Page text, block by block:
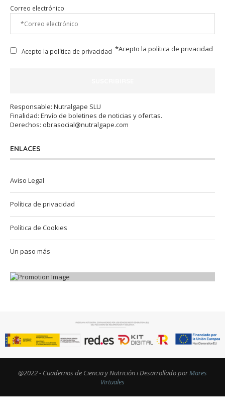
Correo electrónico
Acepto la política de privacidad *Acepto la política de privacidad
Responsable: Nutralgape SLU
Finalidad: Envío de boletines de noticias y ofertas.
Derechos: obrasocial@nutralgape.com
ENLACES
Aviso Legal
Política de privacidad
Política de Cookies
Un paso más
@2022 - Cuadernos de Ciencia y Nutrición ı Desarrollado porMares
Virtuales